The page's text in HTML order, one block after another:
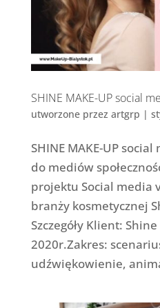
SHINE MAKE-UP social
utworzone przez artgrp |
SHINE MAKE-UP
do mediów
projektu Social media
branży kosmetycznej
Szczegóły Klient:
2020r.Zakres:
udźwiękowienie,